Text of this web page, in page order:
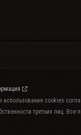
использования cookies
третьих лиц. Все